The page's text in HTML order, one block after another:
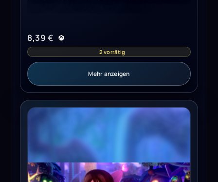
8,39 €
2 vorrätig
Mehr anzeigen
Onirism Steam Key GLOBAL